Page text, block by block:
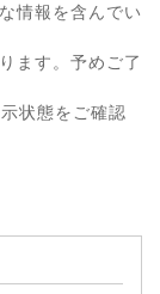
情報を含んでい
ます。予めご了
状態をご確認